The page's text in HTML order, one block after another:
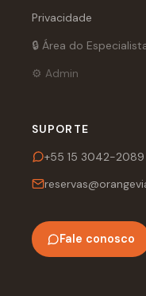
Privacidade
🔒 Área do
⚙️ Admin
SUPORTE
+55 15 3042-2089
Fale conosco